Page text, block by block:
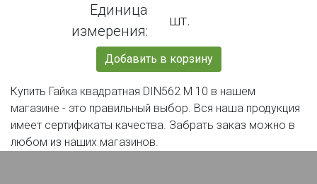
Единица
измерения:
шт.
Добавить в корзину
Купить Гайка квадратная DIN562 М 10 в нашем
магазине - это правильный выбор. Вся наша продукция
имеет сертификаты качества. Забрать заказ можно в
любом из наших магазинов.